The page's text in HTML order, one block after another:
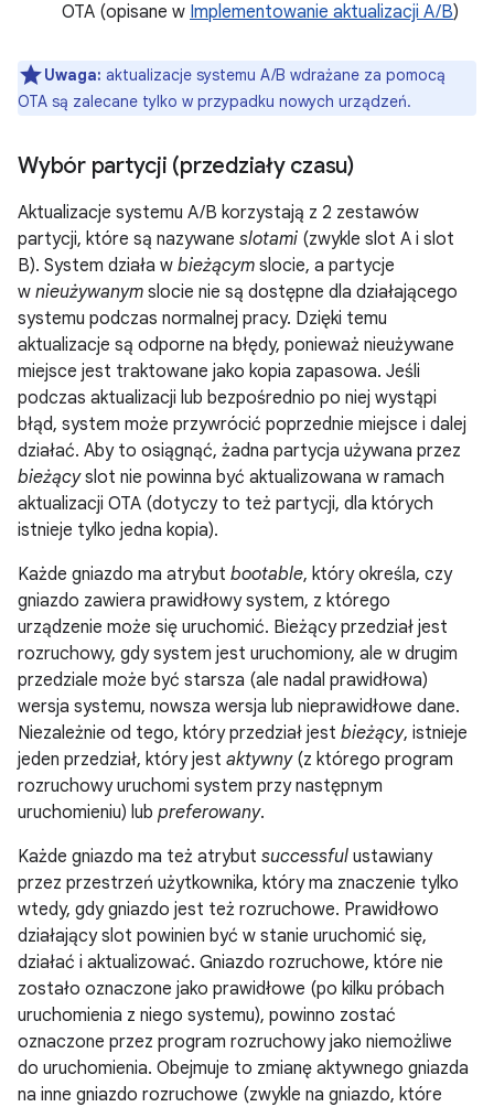
OTA (opisane w Implementowanie aktualizacji A/B)
Uwaga: aktualizacje systemu A/B wdrażane za pomocą
OTA są zalecane tylko w przypadku nowych urządzeń.
Wybór partycji (przedziały czasu)
Aktualizacje systemu A/B korzystają z 2 zestawów
partycji, które są nazywane slotami (zwykle slot A i slot
B). System działa w bieżącym slocie, a partycje
w nieużywanym slocie nie są dostępne dla działającego
systemu podczas normalnej pracy. Dzięki temu
aktualizacje są odporne na błędy, ponieważ nieużywane
miejsce jest traktowane jako kopia zapasowa. Jeśli
podczas aktualizacji lub bezpośrednio po niej wystąpi
błąd, system może przywrócić poprzednie miejsce i dalej
działać. Aby to osiągnąć, żadna partycja używana przez
bieżącyslot nie powinna być aktualizowana w ramach
aktualizacji OTA (dotyczy to też partycji, dla których
istnieje tylko jedna kopia).
Każde gniazdo ma atrybut bootable, który określa, czy
gniazdo zawiera prawidłowy system, z którego
urządzenie może się uruchomić. Bieżący przedział jest
rozruchowy, gdy system jest uruchomiony, ale w drugim
przedziale może być starsza (ale nadal prawidłowa)
wersja systemu, nowsza wersja lub nieprawidłowe dane.
Niezależnie od tego, który przedział jest bieżący, istnieje
jeden przedział, który jest aktywny(z którego program
rozruchowy uruchomi system przy następnym
uruchomieniu) lub preferowany.
Każde gniazdo ma też atrybut successful ustawiany
przez przestrzeń użytkownika, który ma znaczenie tylko
wtedy, gdy gniazdo jest też rozruchowe. Prawidłowo
działający slot powinien być w stanie uruchomić się,
działać i aktualizować. Gniazdo rozruchowe, które nie
zostało oznaczone jako prawidłowe (po kilku próbach
uruchomienia z niego systemu), powinno zostać
oznaczone przez program rozruchowy jako niemożliwe
do uruchomienia. Obejmuje to zmianę aktywnego gniazda
na inne gniazdo rozruchowe (zwykle na gniazdo, które